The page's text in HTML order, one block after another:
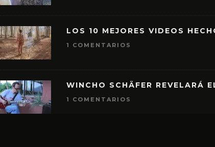
LOS 10 MEJORES VIDEOS
1 COMENTARIOS
WINCHO SCHÄFER REVELARÁ
1 COMENTARIOS